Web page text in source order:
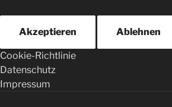
Akzeptieren Ablehnen
Cookie-Richtlinie
Datenschutz
Impressum